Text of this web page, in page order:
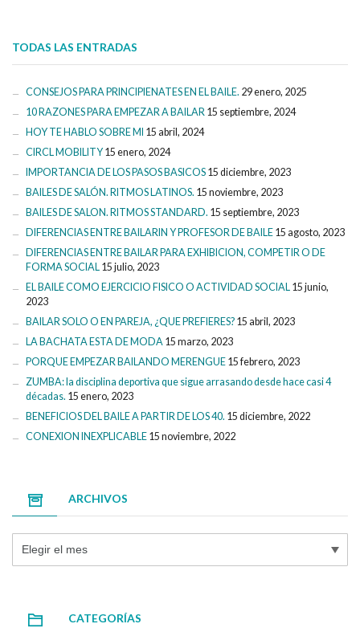
TODAS LAS ENTRADAS
CONSEJOS PARA PRINCIPIENATES EN EL BAILE. 29 enero, 2025
10 RAZONES PARA EMPEZAR A BAILAR 15 septiembre, 2024
HOY TE HABLO SOBRE MI 15 abril, 2024
CIRCL MOBILITY 15 enero, 2024
IMPORTANCIA DE LOS PASOS BASICOS 15 diciembre, 2023
BAILES DE SALÓN. RITMOS LATINOS. 15 noviembre, 2023
BAILES DE SALON. RITMOS STANDARD. 15 septiembre, 2023
DIFERENCIAS ENTRE BAILARIN Y PROFESOR DE BAILE 15 agosto, 2023
DIFERENCIAS ENTRE BAILAR PARA EXHIBICION, COMPETIR O DE
FORMA SOCIAL 15 julio, 2023
EL BAILE COMO EJERCICIO FISICO O ACTIVIDAD SOCIAL 15 junio,
2023
BAILAR SOLO O EN PAREJA, ¿QUE PREFIERES? 15 abril, 2023
LA BACHATA ESTA DE MODA 15 marzo, 2023
PORQUE EMPEZAR BAILANDO MERENGUE 15 febrero, 2023
ZUMBA: la disciplina deportiva que sigue arrasando desde hace casi 4
décadas. 15 enero, 2023
BENEFICIOS DEL BAILE A PARTIR DE LOS 40. 15 diciembre, 2022
CONEXION INEXPLICABLE 15 noviembre, 2022
ARCHIVOS
CATEGORÍAS